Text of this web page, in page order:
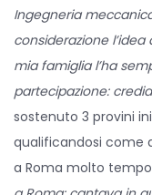
Ingegneria
considerazione
mia famiglia l’ha
partecipazione:
sostenuto 3 provini
qualificandosi come
a Roma molto